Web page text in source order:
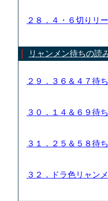
２８．４・６切りリ
リャンメン待ちの読
２９．３６＆４７待
３０．１４＆６９待
３１．２５＆５８待
３２．ドラ色リャン